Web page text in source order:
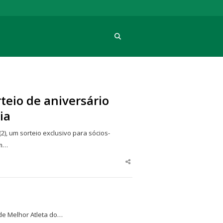
de aniversário
um sorteio exclusivo para sócios-
Share
Melhor Atleta do…